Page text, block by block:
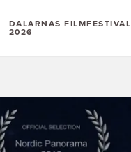
DALARNAS FILMFESTIVAL
2026